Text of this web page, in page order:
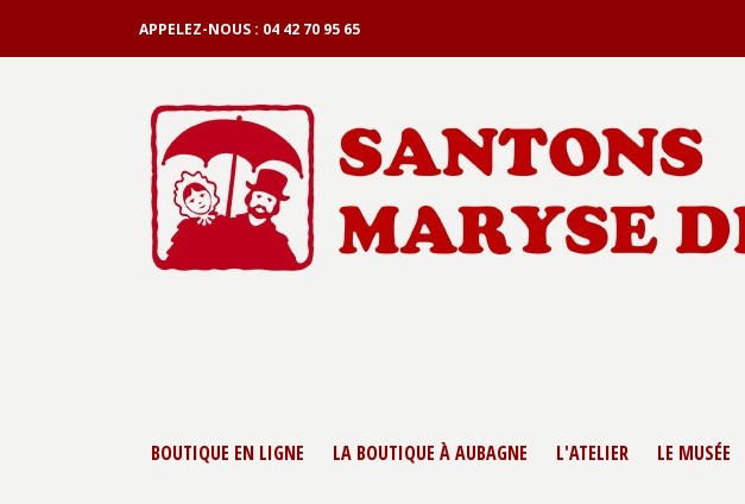
APPELEZ-NOUS : 04 42 70 95 65
BOUTIQUE EN LIGNE LA BOUTIQUE À AUBAGNE L'ATELIER LE MUSÉE